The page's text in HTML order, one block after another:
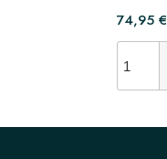
74,95 €